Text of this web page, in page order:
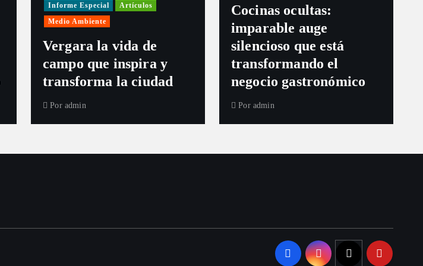
Informe Especial
Artículos
Medio Ambiente
Vergara la vida de
campo que inspira y
transforma la ciudad
Por admin
Cocinas ocultas:
imparable auge
silencioso que está
transformando el
negocio gastronómico
Por admin